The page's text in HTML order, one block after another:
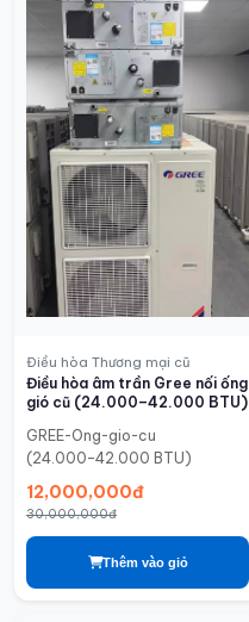
Điều hòa Thương mại cũ
Điều hòa âm trần Gree nối ống
gió cũ (24.000–42.000 BTU)
GREE-Ong-gio-cu
(24.000–42.000 BTU)
12,000,000đ
30,000,000đ
Thêm vào giỏ